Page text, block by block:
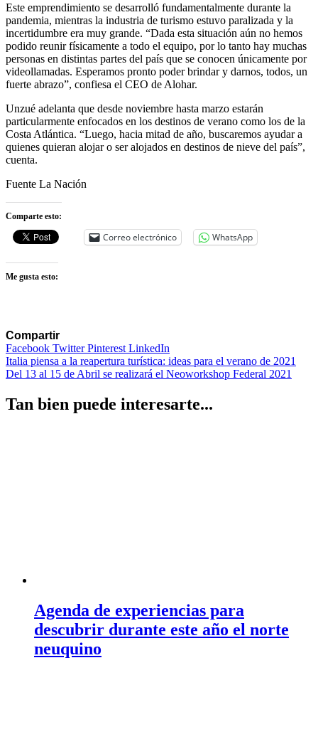
Este emprendimiento se desarrolló fundamentalmente durante la
pandemia, mientras la industria de turismo estuvo paralizada y la
incertidumbre era muy grande. “Dada esta situación aún no hemos
podido reunir físicamente a todo el equipo, por lo tanto hay muchas
personas en distintas partes del país que se conocen únicamente por
videollamadas. Esperamos pronto poder brindar y darnos, todos, un
fuerte abrazo”, confiesa el CEO de Alohar.
Unzué adelanta que desde noviembre hasta marzo estarán
particularmente enfocados en los destinos de verano como los de la
Costa Atlántica. “Luego, hacia mitad de año, buscaremos ayudar a
quienes quieran alojar o ser alojados en destinos de nieve del país”,
cuenta.
Fuente La Nación
Comparte esto:
Correo electrónico WhatsApp
Me gusta esto:
Compartir
Facebook TwitterPinterest LinkedIn
Navegación
de
entradas
Italia piensa a la reapertura turística: ideas para el verano de 2021
Del 13 al 15 de Abril se realizará el Neoworkshop Federal 2021
Tan bien puede interesarte...
Agenda de experiencias para
descubrir durante este año el norte
neuquino